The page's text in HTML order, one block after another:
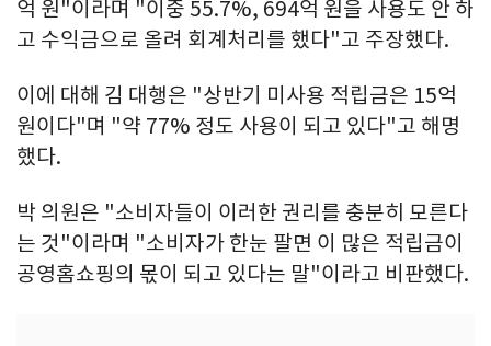
억 원"이라며 "이중 55.7%, 694억 원을 사용도 안 하
고 수익금으로 올려 회계처리를 했다"고 주장했다.
이에 대해 김 대행은 "상반기 미사용 적립금은 15억
원이다"며 "약 77% 정도 사용이 되고 있다"고 해명
했다.
박 의원은 "소비자들이 이러한 권리를 충분히 모른다
는 것"이라며 "소비자가 한눈 팔면 이 많은 적립금이
공영홈쇼핑의 몫이 되고 있다는 말"이라고 비판했다.